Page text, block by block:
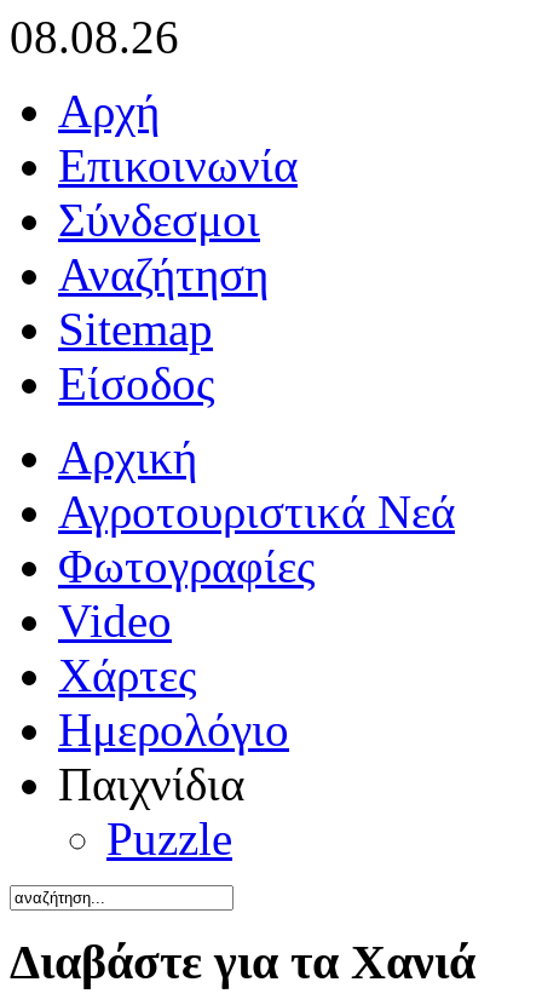
08.08.26
Αρχή
Επικοινωνία
Σύνδεσμοι
Αναζήτηση
Sitemap
Είσοδος
Αρχική
Αγροτουριστικά Νεά
Φωτογραφίες
Video
Χάρτες
Ημερολόγιο
Παιχνίδια
Puzzle
Διαβάστε για τα Χανιά